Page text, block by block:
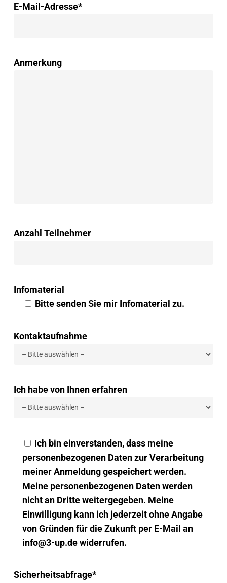
E-Mail-Adresse*
Anmerkung
Anzahl Teilnehmer
Infomaterial
Bitte senden Sie mir Infomaterial zu.
Kontaktaufnahme
Ich habe von Ihnen erfahren
Ich bin einverstanden, dass meine
personenbezogenen Daten zur Verarbeitung
meiner Anmeldung gespeichert werden.
Meine personenbezogenen Daten werden
nicht an Dritte weitergegeben. Meine
Einwilligung kann ich jederzeit ohne Angabe
von Gründen für die Zukunft per E-Mail an
info@3-up.de widerrufen.
Sicherheitsabfrage*